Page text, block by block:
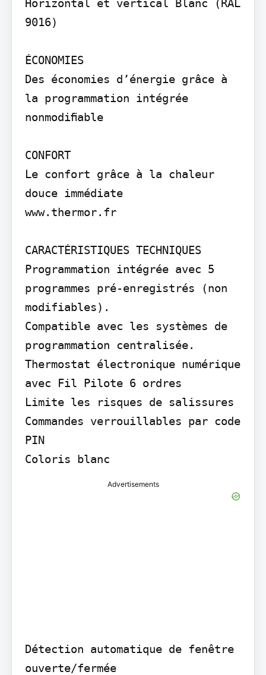
Horizontal et vertical Blanc (RAL
9016)
ÉCONOMIES
Des économies d’énergie grâce à
la programmation intégrée
nonmodiﬁable
CONFORT
Le confort grâce à la chaleur
douce immédiate
www.thermor.fr
CARACTÉRISTIQUES TECHNIQUES
Programmation intégrée avec 5
programmes pré-enregistrés (non
modifiables).
Compatible avec les systèmes de
programmation centralisée.
Thermostat électronique numérique
avec Fil Pilote 6 ordres
Limite les risques de salissures
Commandes verrouillables par code
PIN
Coloris blanc
Advertisements
Détection automatique de fenêtre
ouverte/fermée